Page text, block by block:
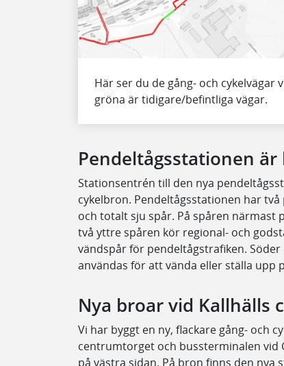
Här ser du de gång- och cykelvägar
gröna är tidigare/befintliga vägar.
Pendeltågsstationen är
Stationsentrén till den nya
cykelbron. Pendeltågsstationen har
och totalt sju spår. På spåren närmast
två yttre spåren kör regional- och
vändspår för pendeltågstrafiken.
användas för att vända eller ställa upp
Nya broar vid Kallhälls
Vi har byggt en ny, flackare gång- och
centrumtorget och bussterminalen
på västra sidan. På bron finns den nya